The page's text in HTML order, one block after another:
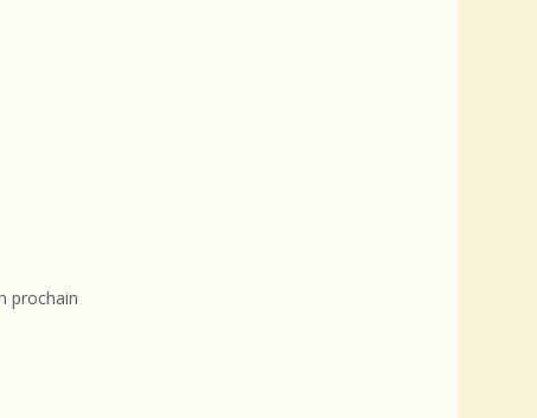
prochain